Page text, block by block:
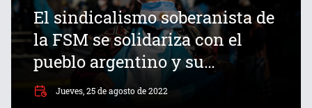
El sindicalismo soberanista de
la FSM se solidariza con el
pueblo argentino y su
vicepresidenta
Jueves, 25 de agosto de 2022